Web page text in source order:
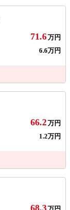
71.6万円
6.6万円
66.2万円
1.2万円